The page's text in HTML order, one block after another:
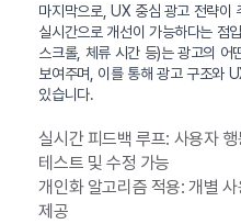
마지막으로, UX 중심 광고 전략이
실시간으로 개선이 가능하다는 점
스크롤, 체류 시간 등)는 광고의 어
보여주며, 이를 통해 광고 구조와
있습니다.
실시간 피드백 루프: 사용자
테스트 및 수정 가능
개인화 알고리즘 적용: 개별
제공